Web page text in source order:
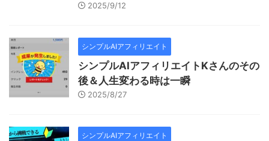
2025/9/12
シンプルAIアフィリエイト
シンプルAIアフィリエイトKさんのその
後＆人生変わる時は一瞬
2025/8/27
シンプルAIアフィリエイト